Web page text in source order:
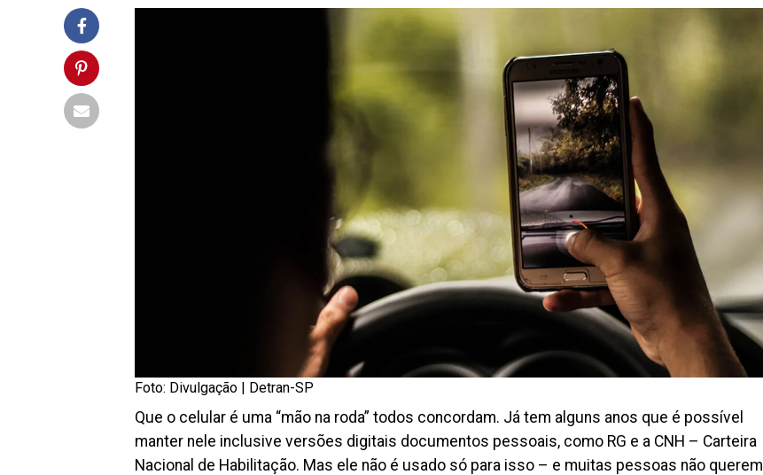
Foto: Divulgação | Detran-SP
Que o celular é uma “mão na roda” todos concordam. Já tem alguns anos que é possível
manter nele inclusive versões digitais documentos pessoais, como RG e a CNH – Carteira
Nacional de Habilitação. Mas ele não é usado só para isso – e muitas pessoas não querem